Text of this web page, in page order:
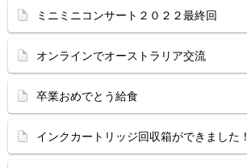
ミニミニコンサート２０２２最終回
オンラインでオーストラリア交流
卒業おめでとう給食
インクカートリッジ回収箱ができました！